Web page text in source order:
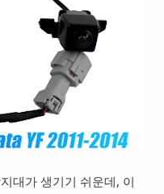
대가 생기기 쉬운데, 이